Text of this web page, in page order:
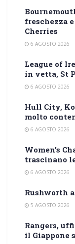
freschezza
Cherries
6 AGOSTO 2026
League of
in vetta, St
6 AGOSTO 2026
Hull City,
molto
6 AGOSTO 2026
Women’s
trascinano
6 AGOSTO 2026
Rushworth
5 AGOSTO 2026
Rangers,
il Giappone